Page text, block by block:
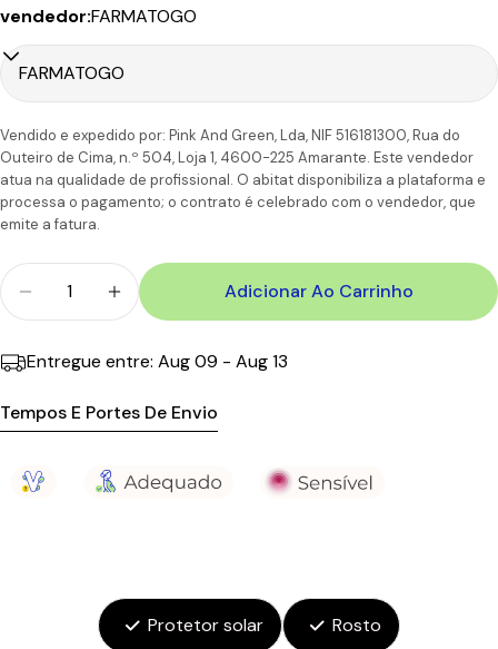
vendedor:FARMATOGO
Vendido e expedido por: Pink And Green, Lda, NIF 516181300, Rua do
Outeiro de Cima, n.º 504, Loja 1, 4600-225 Amarante. Este vendedor
atua na qualidade de profissional. O abitat disponibiliza a plataforma e
processa o pagamento; o contrato é celebrado com o vendedor, que
emite a fatura.
Quantidade
Diminuir Quantidade Para SVR Sun Secure Blur
Aumentar A Quantidade Para SVR Sun
Adicionar Ao Carrinho
Entregue entre: Aug 09 - Aug 13
Tempos E Portes De Envio
Continental
Portugal
Ilhas
CTT
6-7
Dias
úteis
11,90€110.00€
Protetor solar Rosto